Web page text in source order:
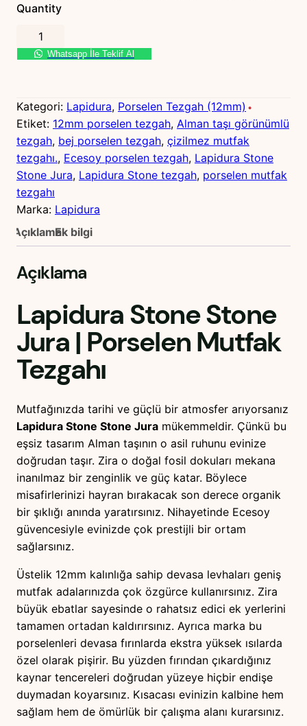
Quantity
a
d
u
r
a
S
t
o
e
t
n
e
u
|
P
o
r
s
e
l
e
n
u
t
f
a
k
T
e
z
g
Whatsapp İle Teklif Al
Kategori: Lapidura, Porselen Tezgah (12mm)
Etiket: 12mm porselen tezgah, Alman taşı görünümlü
tezgah, bej porselen tezgah, çizilmez mutfak
tezgahı., Ecesoy porselen tezgah, Lapidura Stone
Stone Jura, Lapidura Stone tezgah, porselen mutfak
tezgahı
Marka: Lapidura
AçıklamaEk bilgi
Açıklama
Lapidura Stone Stone
Jura| Porselen Mutfak
Tezgahı
Mutfağınızda tarihi ve güçlü bir atmosfer arıyorsanız
Lapidura Stone Stone Jura mükemmeldir. Çünkü bu
eşsiz tasarım Alman taşının o asil ruhunu evinize
doğrudan taşır. Zira o doğal fosil dokuları mekana
inanılmaz bir zenginlik ve güç katar. Böylece
misafirlerinizi hayran bırakacak son derece organik
bir şıklığı anında yaratırsınız. Nihayetinde Ecesoy
güvencesiyle evinizde çok prestijli bir ortam
sağlarsınız.
Üstelik 12mm kalınlığa sahip devasa levhaları geniş
mutfak adalarınızda çok özgürce kullanırsınız. Zira
büyük ebatlar sayesinde o rahatsız edici ek yerlerini
tamamen ortadan kaldırırsınız. Ayrıca marka bu
porselenleri devasa fırınlarda ekstra yüksek ısılarda
özel olarak pişirir. Bu yüzden fırından çıkardığınız
kaynar tencereleri doğrudan yüzeye hiçbir endişe
duymadan koyarsınız. Kısacası evinizin kalbine hem
sağlam hem de ömürlük bir çalışma alanı kurarsınız.